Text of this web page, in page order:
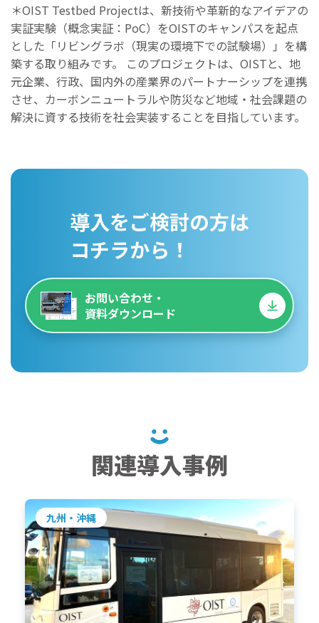
＊OIST Testbed Projectは、新技術や革新的なアイデアの
実証実験（概念実証：PoC）をOISTのキャンパスを起点
とした「リビングラボ（現実の環境下での試験場）」を構
築する取り組みです。 このプロジェクトは、OISTと、地
元企業、行政、国内外の産業界のパートナーシップを連携
させ、カーボンニュートラルや防災など地域・社会課題の
解決に資する技術を社会実装することを目指しています。
導入をご検討の方は
コチラから！
お問い合わせ・
資料ダウンロード
関連導入事例
九州・沖縄